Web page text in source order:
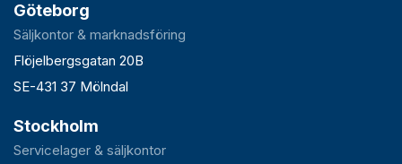
Göteborg
Säljkontor & marknadsföring
Flöjelbergsgatan 20B
SE-431 37 Mölndal
Stockholm
Servicelager & säljkontor